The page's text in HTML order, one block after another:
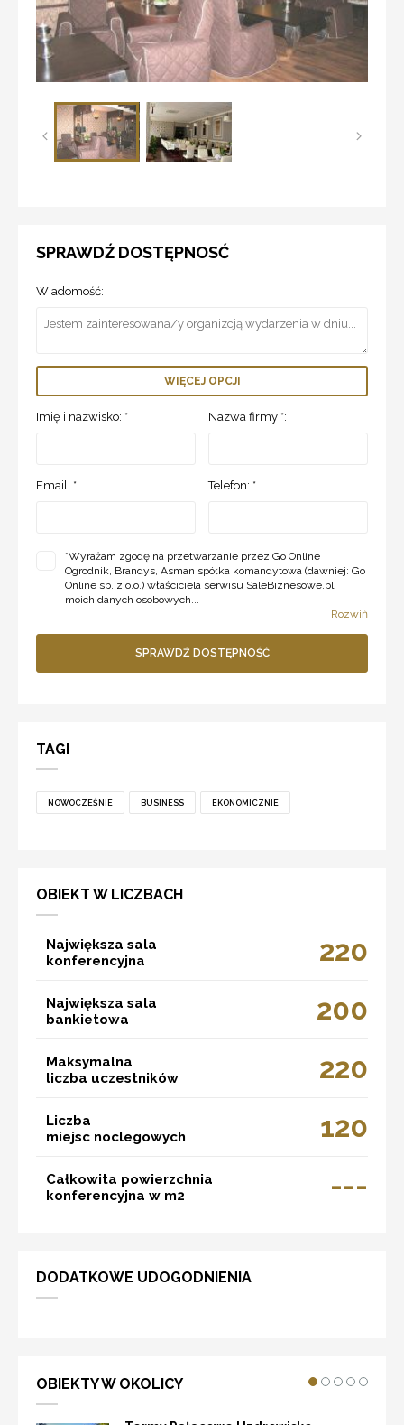
SPRAWDŹ DOSTĘPNOSĆ
Wiadomość:
WIĘCEJ OPCJI
Imię i nazwisko: * Nazwa firmy *:
Email: * Telefon: *
*Wyrażam zgodę na przetwarzanie przez Go Online
Ogrodnik, Brandys, Asman spółka komandytowa (dawniej: Go
Online sp. z o.o.) właściciela serwisu SaleBiznesowe.pl,
moich danych osobowych...
Rozwiń
SPRAWDŹ DOSTĘPNOŚĆ
TAGI
NOWOCZEŚNIE BUSINESS EKONOMICZNIE
OBIEKT W LICZBACH
Największa sala
konferencyjna
220
Największa sala
bankietowa
200
Maksymalna
liczba uczestników
220
Liczba
miejsc noclegowych
120
Całkowita powierzchnia
konferencyjna w m2
---
DODATKOWE UDOGODNIENIA
OBIEKTY W OKOLICY